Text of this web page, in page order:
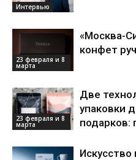
Интервью
23 февраля и 8
марта
«Москва-
конфет
23 февраля и 8
марта
Две
упаковки
подарков: